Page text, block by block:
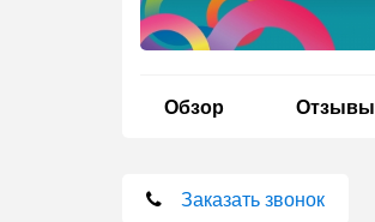
Обзор Отзывы
Заказать звонок